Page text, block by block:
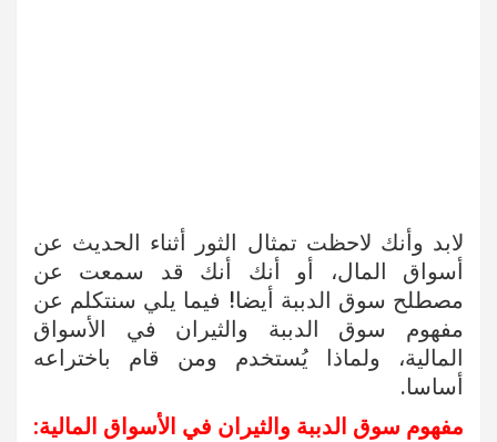
لابد وأنك لاحظت تمثال الثور أثناء الحديث عن
أسواق المال، أو أنك أنك قد سمعت عن
مصطلح سوق الدببة أيضا! فيما يلي سنتكلم عن
مفهوم سوق الدببة والثيران في الأسواق
المالية، ولماذا يُستخدم ومن قام باختراعه
أساسا.
مفهوم سوق الدببة والثيران في الأسواق المالية: